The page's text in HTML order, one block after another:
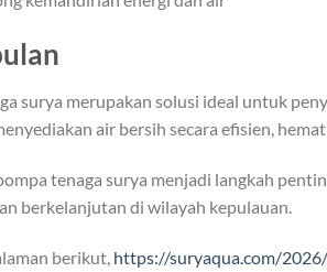
surya merupakan solusi ideal untuk
air bersih secara efisien,
tenaga surya menjadi langkah
berkelanjutan di wilayah kepulauan.
berikut, https://suryaqua.com/